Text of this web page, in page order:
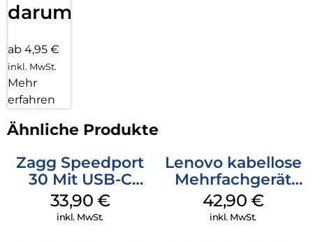
darum!
ab 4,95 €
inkl. MwSt.
Mehr
erfahren
Ähnliche Produkte
Zagg Speedport
30 Mit USB-C
Kabel Weiß
33,90 €
inkl. MwSt.
Lenovo kabellose
Mehrfachgerät
Luna Grey
42,90 €
inkl. MwSt.